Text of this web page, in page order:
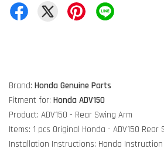
Brand: Honda Genuine Parts
Fitment for: Honda ADV150
Product: ADV150 - Rear Swing Arm
Items: 1 pcs Original Honda - ADV150 Rear
Installation Instructions: Honda